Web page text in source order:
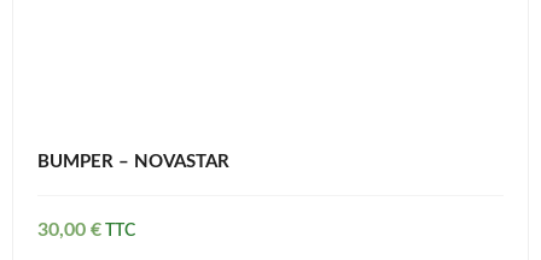
BUMPER – NOVASTAR
30,00 €